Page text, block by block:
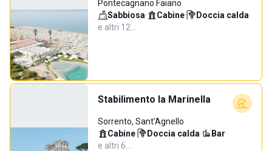
Pontecagnano Faiano
Sabbiosa· Cabine· Doccia calda·
e altri 12…
Stabilimento la Marinella
Sorrento, Sant'Agnello
Cabine· Doccia calda· Bar·
e altri 6…